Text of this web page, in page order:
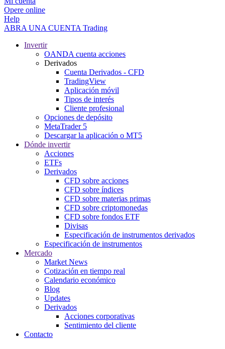
Opere online
Help
ABRA UNA CUENTA Trading
Invertir
OANDA cuenta acciones
Derivados
Cuenta Derivados - CFD
TradingView
Aplicación móvil
Tipos de interés
Cliente profesional
Opciones de depósito
MetaTrader 5
Descargar la aplicación o MT5
Dónde invertir
Acciones
ETFs
Derivados
CFD sobre acciones
CFD sobre índices
CFD sobre materias primas
CFD sobre criptomonedas
CFD sobre fondos ETF
Divisas
Especificación de instrumentos derivados
Especificación de instrumentos
Mercado
Market News
Cotización en tiempo real
Calendario económico
Blog
Updates
Derivados
Acciones corporativas
Sentimiento del cliente
Contacto